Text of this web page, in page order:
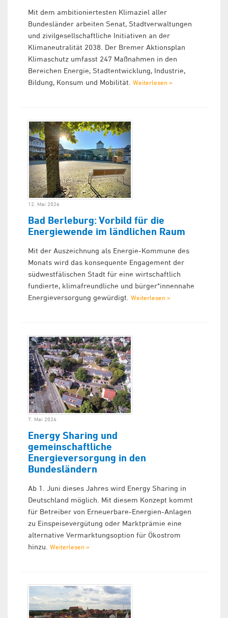
Mit dem ambitioniertesten Klimaziel aller
Bundesländer arbeiten Senat, Stadtverwaltungen
und zivilgesellschaftliche Initiativen an der
Klimaneutralität 2038. Der Bremer Aktionsplan
Klimaschutz umfasst 247 Maßnahmen in den
Bereichen Energie, Stadtentwicklung, Industrie,
Bildung, Konsum und Mobilität. Weiterlesen »
12. Mai 2026
Bad Berleburg: Vorbild für die
Energiewende im ländlichen Raum
Mit der Auszeichnung als Energie-Kommune des
Monats wird das konsequente Engagement der
südwestfälischen Stadt für eine wirtschaftlich
fundierte, klimafreundliche und bürger*innennahe
Energieversorgung gewürdigt. Weiterlesen »
7. Mai 2026
Energy Sharing und
gemeinschaftliche
Energieversorgung in den
Bundesländern
Ab 1. Juni dieses Jahres wird Energy Sharing in
Deutschland möglich. Mit diesem Konzept kommt
für Betreiber von Erneuerbare-Energien-Anlagen
zu Einspeisevergütung oder Marktprämie eine
alternative Vermarktungsoption für Ökostrom
hinzu. Weiterlesen »